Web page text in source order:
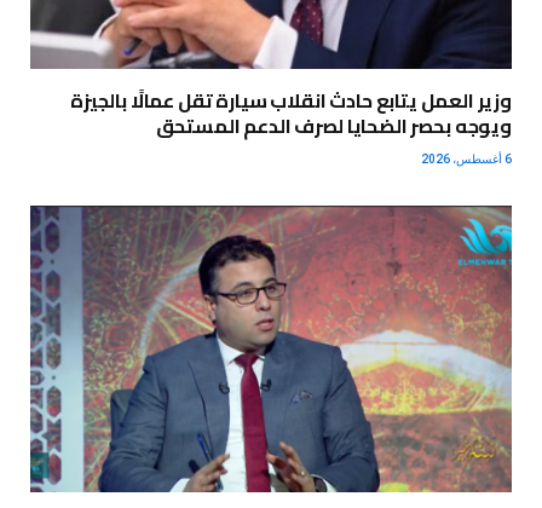
وزير العمل يتابع حادث انقلاب سيارة تقل عمالًا بالجيزة
ويوجه بحصر الضحايا لصرف الدعم المستحق
6 أغسطس، 2026